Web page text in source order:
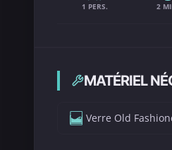
1 PERS. 2
MATÉRIEL
Verre Old